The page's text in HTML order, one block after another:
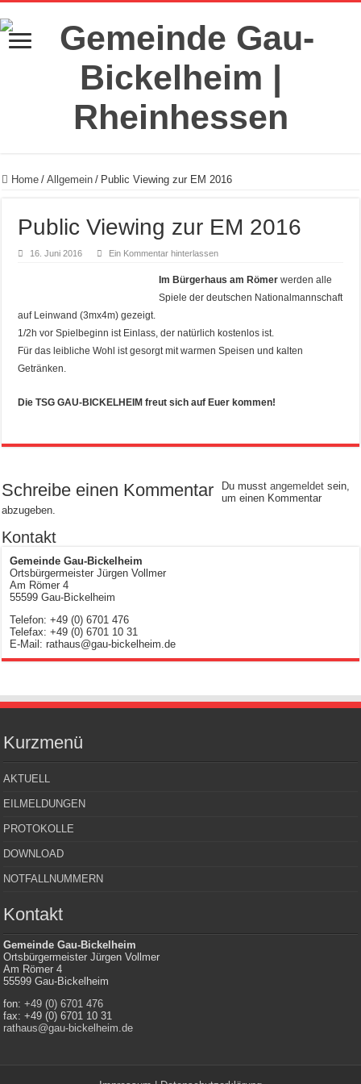
Home / Allgemein / Public Viewing zur EM 2016
Public Viewing zur EM 2016
16. Juni 2016 Ein Kommentar hinterlassen
Im Bürgerhaus am Römer werden alle
Spiele der deutschen Nationalmannschaft
auf Leinwand (3mx4m) gezeigt.
1/2h vor Spielbeginn ist Einlass, der natürlich kostenlos ist.
Für das leibliche Wohl ist gesorgt mit warmen Speisen und kalten
Getränken.
Die TSG GAU-BICKELHEIM freut sich auf Euer kommen!
Schreibe einen Kommentar Du musstangemeldet sein,
um einen Kommentar
abzugeben.
Kontakt
Gemeinde Gau-Bickelheim
Ortsbürgermeister Jürgen Vollmer
Am Römer 4
55599 Gau-Bickelheim
Telefon: +49 (0) 6701 476
Telefax: +49 (0) 6701 10 31
E-Mail: rathaus@gau-bickelheim.de
Kurzmenü
AKTUELL
EILMELDUNGEN
PROTOKOLLE
DOWNLOAD
NOTFALLNUMMERN
Kontakt
Gemeinde Gau-Bickelheim
Ortsbürgermeister Jürgen Vollmer
Am Römer 4
55599 Gau-Bickelheim
fon:+49 (0) 6701 476
fax: +49 (0) 6701 10 31
rathaus@gau-bickelheim.de